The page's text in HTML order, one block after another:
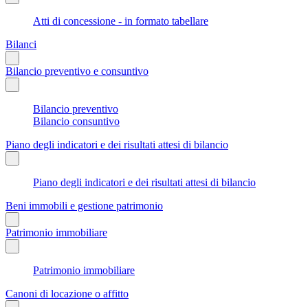
Atti di concessione - in formato tabellare
Bilanci
Bilancio preventivo e consuntivo
Bilancio preventivo
Bilancio consuntivo
Piano degli indicatori e dei risultati attesi di bilancio
Piano degli indicatori e dei risultati attesi di bilancio
Beni immobili e gestione patrimonio
Patrimonio immobiliare
Patrimonio immobiliare
Canoni di locazione o affitto